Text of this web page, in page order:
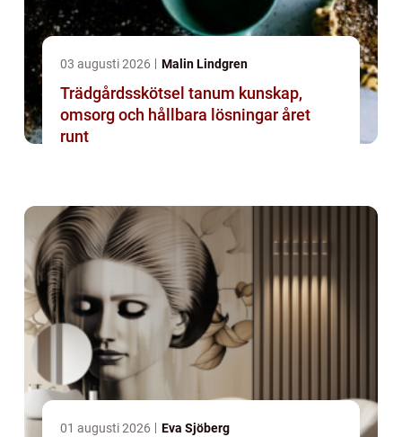
03 augusti 2026 Malin Lindgren
Trädgårdsskötsel tanum kunskap,
omsorg och hållbara lösningar året
runt
01 augusti 2026 Eva Sjöberg